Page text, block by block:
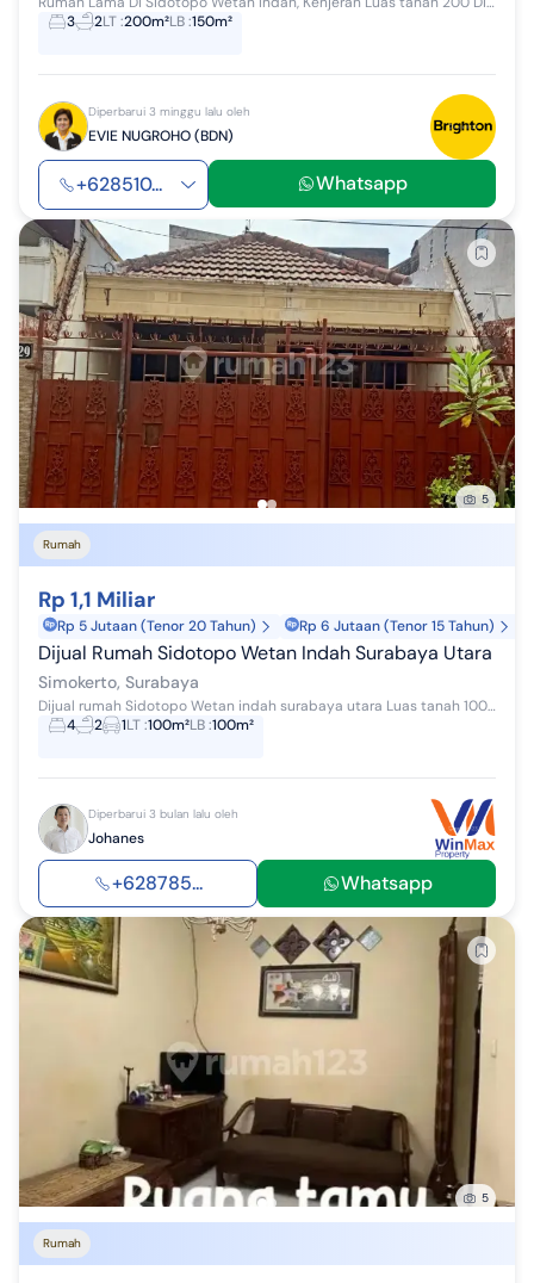
3
2LT:200m²LB:150m²
Diperbarui 3 minggu lalu oleh
EVIE NUGROHO (BDN)
+628510... Whatsapp
5
Rumah
Rp 1,1 Miliar
Rp 5 Jutaan (Tenor 20 Tahun) Rp 6 Jutaan (Tenor 15 Tahun)
Dijual Rumah Sidotopo Wetan Indah Surabaya Utara
Simokerto, Surabaya
Dijual rumah Sidotopo Wetan indah surabaya utara Luas tanah 100m2 Dimensi 5x20 Luas bangunan 100m2 1.5 lantai kamar tidur 4 kamar mandi 2 SHM ca...
4
2 1LT:100m²LB:100m²
Diperbarui 3 bulan lalu oleh
Johanes
+628785... Whatsapp
5
Rumah